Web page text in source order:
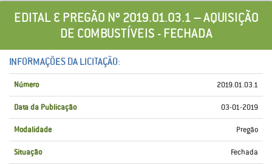
EDITAL … PREGÃO Nº 2019.01.03.1 – AQUISIÇÃO
DE COMBUSTÍVEIS - FECHADA
INFORMAÇÕES DA LICITAÇÃO:
Número 2019.01.03.1
Data da Publicação 03-01-2019
Modalidade Pregão
Situação Fechada